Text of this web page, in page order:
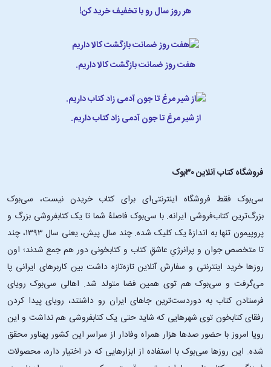
هر روز سال رو با تخفیف خرید کن!
هفت روز ضمانت بازگشت کالا داریم.
از شیر مرغ تا جون آدمی زاد کتاب داریم.
فروشگاه کتاب آنلاین ۳۰بوک
سی‌بوک فقط فروشگاه اینترنتی‌ای برای کتاب خریدن نیست، سی‌بوک
بزرگ‌ترین کتاب‌فروشی ایرانه. با سی‌بوک فاصلۀ شما تا یک کتابفروشی بزرگ و
پروپیمون تنها به اندازۀ یک کلیک شده. چند سال پیش، یعنی سال ۱۳۹۳، چند
تا متخصص جوان و پرانرژیِ عاشقِ کتاب و کتابخونی دور هم جمع شدند؛ اون‌
روزها خرید اینترنتی و سفارش آنلاین تازه‌تازه داشت بین کاربرهای ایرانی پا
می‌گرفت و سی‌بوک هم توی همین فضا متولد شد. اهالی سی‌بوک رویای
فرستادن کتاب به دوردست‌ترین جاهای ایران رو داشتند، رویای پیدا کردن
رفقای کتابخون توی شهرهایی که شاید حتی یک کتابفروشی هم نداشت و این
رویا امروز با حضور صدها هزار همراه وفادار از سراسر این کشور پهناور محقق
شده. این ‌روزها سی‌بوک با استفاده از ابزارهایی که در اختیار داره، محصولات